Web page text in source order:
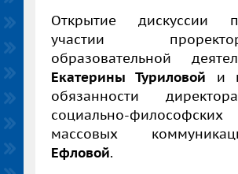
Открытие дискуссии
участии
образовательной
Екатерины Туриловой и
обязанности
социально-
массовых
Ефловой.